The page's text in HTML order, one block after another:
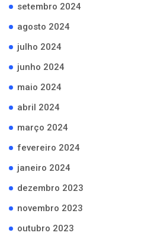
setembro 2024
agosto 2024
julho 2024
junho 2024
maio 2024
abril 2024
março 2024
fevereiro 2024
janeiro 2024
dezembro 2023
novembro 2023
outubro 2023